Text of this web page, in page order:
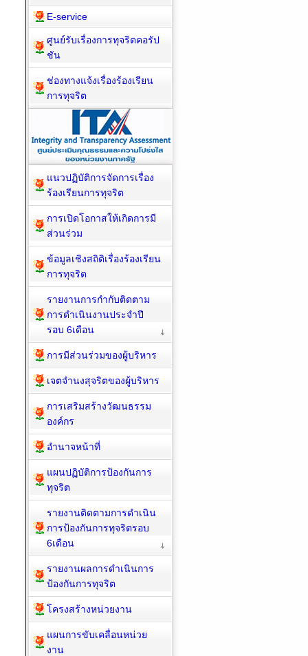
E-service
ศูนย์รับเรื่องการทุจริตคอรัป
ชัน
ช่องทางแจ้งเรื่องร้องเรียน
การทุจริต
แนวปฏิบัติการจัดการเรื่อง
ร้องเรียนการทุจริต
การเปิดโอกาสให้เกิดการมี
ส่วนร่วม
ข้อมูลเชิงสถิติเรื่องร้องเรียน
การทุจริต
รายงานการกำกับติดตาม
การดำเนินงานประจำปี
รอบ 6เดือน
การมีส่วนร่วมของผู้บริหาร
เจตจำนงสุจริตของผู้บริหาร
การเสริมสร้างวัฒนธรรม
องค์กร
อำนาจหน้าที่
แผนปฏิบัติการป้องกันการ
ทุจริต
รายงานติดตามการดำเนิน
การป้องกันการทุจริตรอบ
6เดือน
รายงานผลการดำเนินการ
ป้องกันการทุจริต
โครงสร้างหน่วยงาน
แผนการขับเคลื่อนหน่วย
งาน